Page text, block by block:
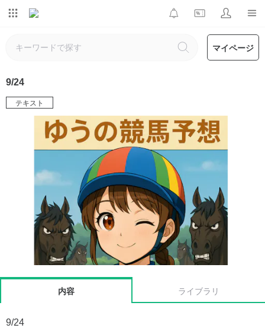
マイページ
9/24
テキスト
内容 ライブラリ
9/24